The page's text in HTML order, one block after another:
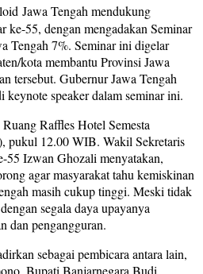
Jawa Tengah mendukung
55, dengan mengadakan Seminar
Tengah 7%. Seminar ini digelar
kota membantu Provinsi Jawa
tersebut. Gubernur Jawa Tengah
keynote speaker dalam seminar ini.
Raffles Hotel Semesta
pukul 12.00 WIB. Wakil Sekretaris
Izwan Ghozali menyatakan,
agar masyarakat tahu kemiskinan
masih cukup tinggi. Meski tidak
segala daya upayanya
dan pengangguran.
sebagai pembicara antara lain,
Bupati Banjarnegara Budi